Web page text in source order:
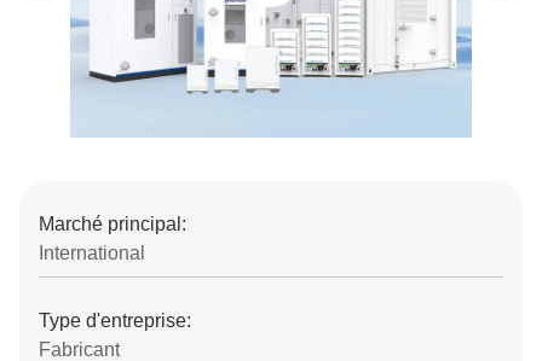
Marché principal:
International
Type d'entreprise:
Fabricant